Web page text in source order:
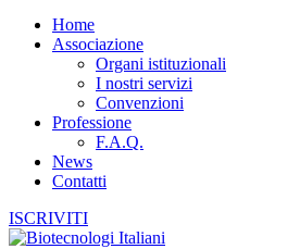
Home
Associazione
Organi istituzionali
I nostri servizi
Convenzioni
Professione
F.A.Q.
News
Contatti
ISCRIVITI